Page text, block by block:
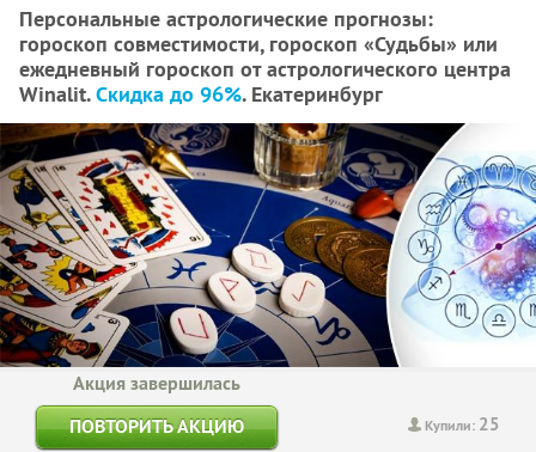
Персональные астрологические прогнозы:
гороскоп совместимости, гороскоп «Судьбы» или
ежедневный гороскоп от астрологического центра
Winalit.Скидка до 96%. Екатеринбург
Купили: 25
Акция завершилась
ПОВТОРИТЬ АКЦИЮ